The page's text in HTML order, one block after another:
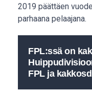
2019 päättäen
parhaana pelaajana.
FPL:ssä on
FPL ja